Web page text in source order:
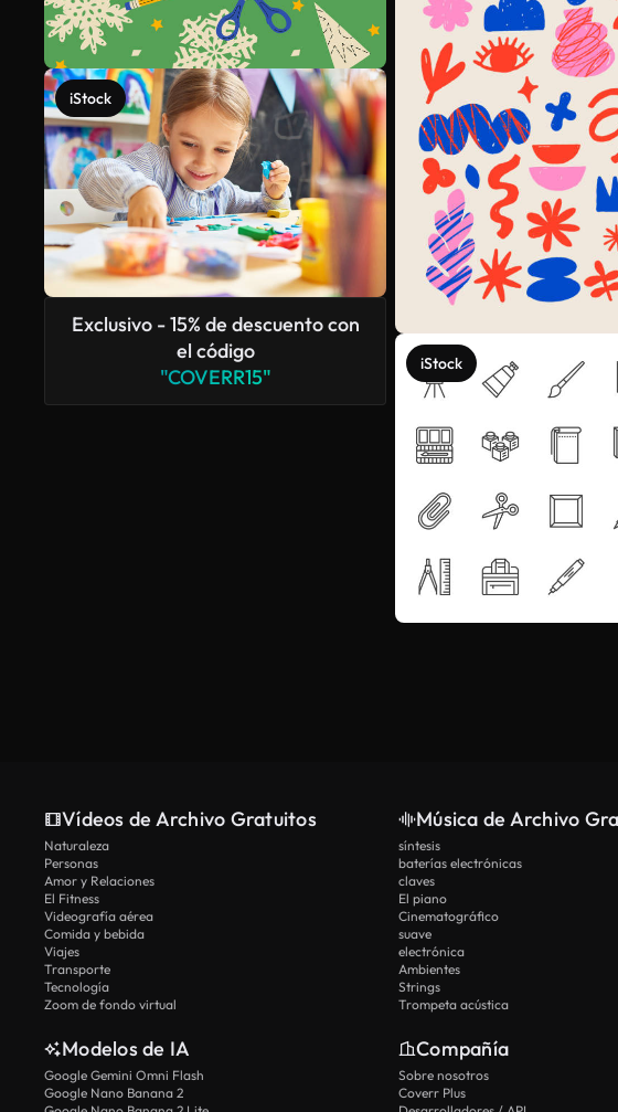
iStock
Exclusivo - 15% de descuento con
el código
"COVERR15"
iStock
Vídeos de Archivo Gratuitos
Naturaleza
Personas
Amor y Relaciones
El Fitness
Videografía aérea
Comida y bebida
Viajes
Transporte
Tecnología
Zoom de fondo virtual
Música de Archivo
síntesis
baterías electrónicas
claves
El piano
Cinematográfico
suave
electrónica
Ambientes
Strings
Trompeta acústica
Modelos de IA
Google Gemini Omni Flash
Google Nano Banana 2
Compañía
Sobre nosotros
Coverr Plus